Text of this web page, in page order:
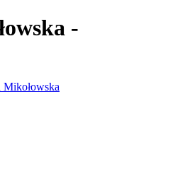
-
Mikołowska